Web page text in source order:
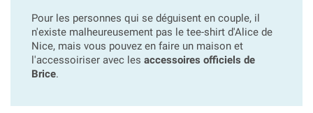
Pour les personnes qui se déguisent en couple, il
n'existe malheureusement pas le tee-shirt d'Alice de
Nice, mais vous pouvez en faire un maison et
l'accessoiriser avec les accessoires officiels de
Brice.